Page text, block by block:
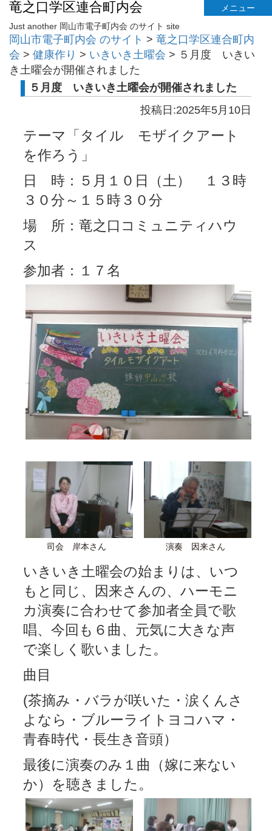
竜之口学区連合町内会
メニュー
Just another 岡山市電子町内会 のサイト site
岡山市電子町内会 のサイト > 竜之口学区連合町内
会 > 健康作り > いきいき土曜会 > ５月度 いきい
き土曜会が開催されました
５月度 いきいき土曜会が開催されました
投稿日:2025年5月10日
テーマ「タイル モザイクアート
を作ろう」
日 時：５月１０日（土） １３時
３０分～１５時３０分
場 所：竜之口コミュニティハウ
ス
参加者：１７名
司会 岸本さん 演奏 因来さん
いきいき土曜会の始まりは、いつ
もと同じ、因来さんの、ハーモニ
カ演奏に合わせて参加者全員で歌
唱、今回も６曲、元気に大きな声
で楽しく歌いました。
曲目
(茶摘み・バラが咲いた・涙くんさ
よなら・ブルーライトヨコハマ・
青春時代・長生き音頭）
最後に演奏のみ１曲（嫁に来ない
か）を聴きました。